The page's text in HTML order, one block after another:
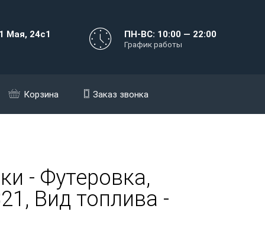
Мая, 24с1 ПН-ВС: 10:00 — 22:00
График работы
Корзина Заказ звонка
- Футеровка,
Вид топлива -